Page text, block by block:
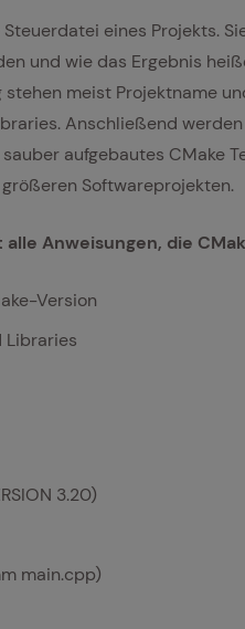
eines Projekts.
und wie das Ergebnis
meist Projektname
Anschließend
aufgebautes CMake
Softwareprojekten.
Anweisungen, die
Version
Libraries
3.20)
main.cpp)